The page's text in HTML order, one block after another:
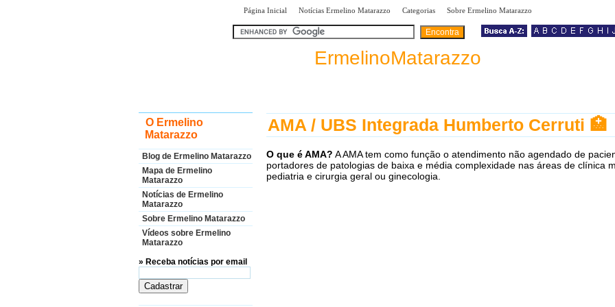
Página Inicial Notícias Ermelino Matarazzo Categorias Sobre Ermelino Matarazzo
ErmelinoMatarazzo
O Ermelino
Matarazzo
Blog de Ermelino Matarazzo
Mapa de Ermelino
Matarazzo
Notícias de Ermelino
Matarazzo
Sobre Ermelino Matarazzo
Vídeos sobre Ermelino
Matarazzo
» Receba notícias por email
AMA / UBS Integrada Humberto Cerruti 🏥
O que é AMA? A AMA tem como função o atendimento não agendado de
portadores de patologias de baixa e média complexidade nas áreas de clínica
pediatria e cirurgia geral ou ginecologia.